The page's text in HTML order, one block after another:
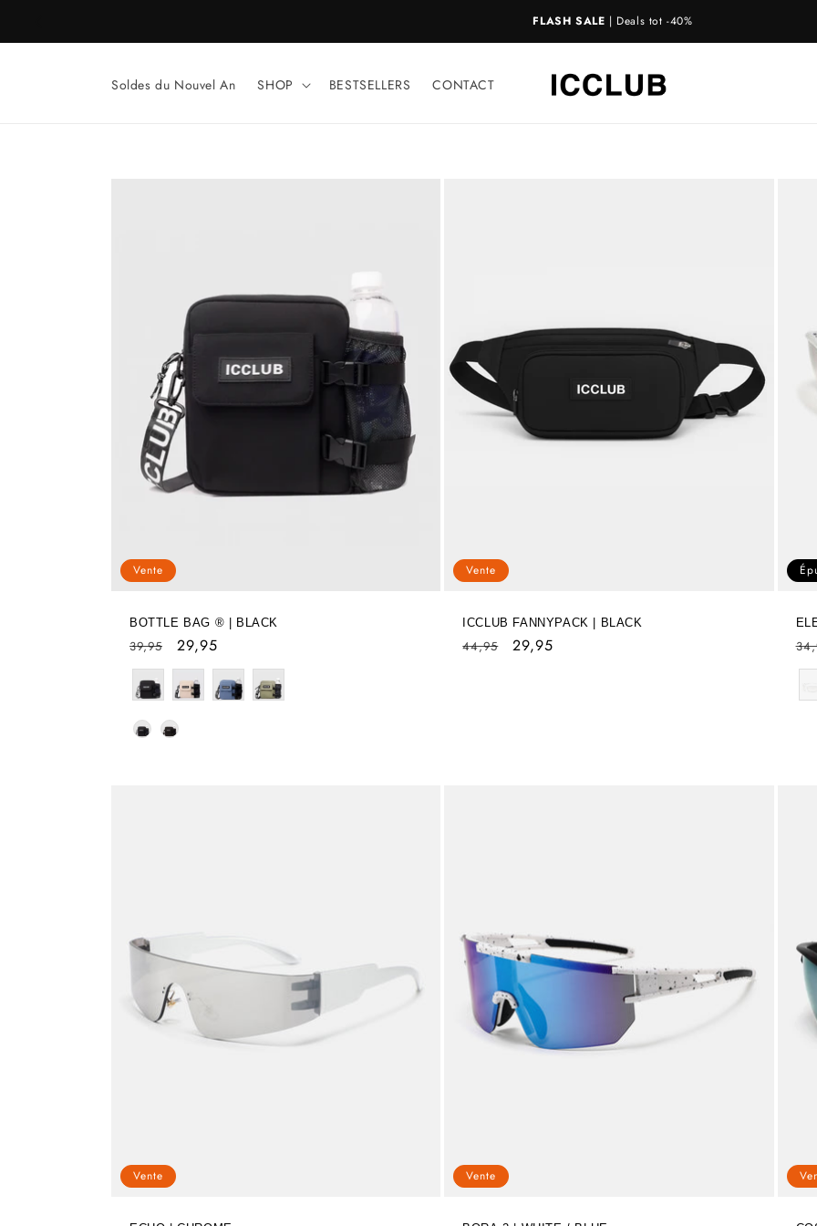
au
GRATIS VERZENDINGBIJ BESTELLINGEN >€50
Soldes du Nouvel An SHOP BESTSELLERS CONTACT
Vente
BOTTLE BAG ® | BLACK
Prix
habituel
39,95
Prix
soldé
29,95
Couleur de la sangle
Vente
ICCLUB FANNYPACK | BLACK
Prix
44,95
Prix
29,95
Vente Vente